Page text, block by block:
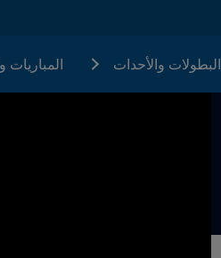
البطولات والأحدات المباريات